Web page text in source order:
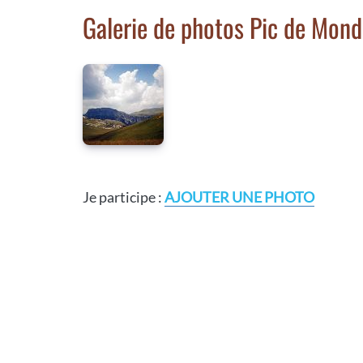
Galerie de photos Pic de
Je participe :AJOUTER UNE PHOTO